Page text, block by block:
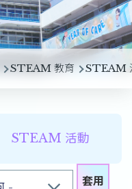
STEAM 教育 STEAM
STEAM 活動